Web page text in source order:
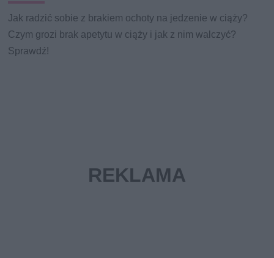
Jak radzić sobie z brakiem ochoty na jedzenie w ciąży?
Czym grozi brak apetytu w ciąży i jak z nim walczyć?
Sprawdź!